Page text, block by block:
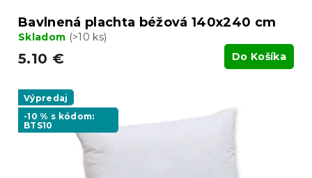
Bavlnená plachta béžová 140x240 cm
Skladom (>10 ks)
5.10 € Do Košíka
Výpredaj
-10 % s kódom:
BTS10